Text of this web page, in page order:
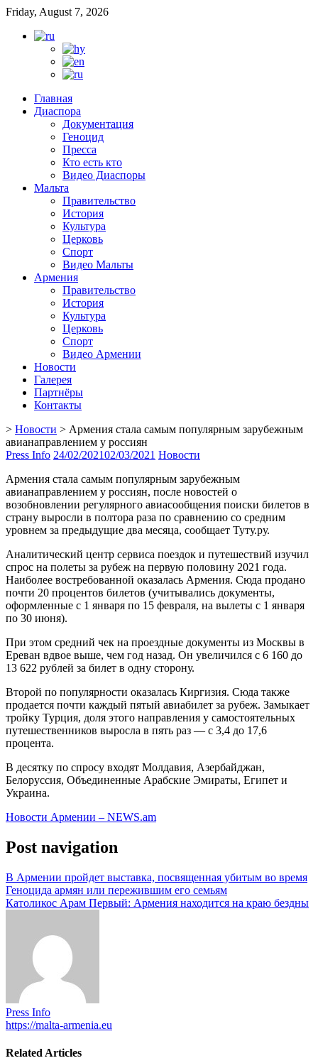
Friday, August 7, 2026
Главная
Диаспора
Документация
Геноцид
Пресса
Кто есть кто
Видео Диаспоры
Мальта
Правительство
История
Культура
Церковь
Спорт
Видео Мальты
Армения
Правительство
История
Культура
Церковь
Спорт
Видео Армении
Новости
Галерея
Партнёры
Контакты
> Новости > Армения стала самым популярным зарубежным
авианаправлением у россиян
Press Info 24/02/202102/03/2021 Новости
Армения стала самым популярным зарубежным
авианаправлением у россиян, после новостей о
возобновлении регулярного авиасообщения поиски билетов в
страну выросли в полтора раза по сравнению со средним
уровнем за предыдущие два месяца, сообщает Туту.ру.
Аналитический центр сервиса поездок и путешествий изучил
спрос на полеты за рубеж на первую половину 2021 года.
Наиболее востребованной оказалась Армения. Сюда продано
почти 20 процентов билетов (учитывались документы,
оформленные с 1 января по 15 февраля, на вылеты с 1 января
по 30 июня).
При этом средний чек на проездные документы из Москвы в
Ереван вдвое выше, чем год назад. Он увеличился с 6 160 до
13 622 рублей за билет в одну сторону.
Второй по популярности оказалась Киргизия. Сюда также
продается почти каждый пятый авиабилет за рубеж. Замыкает
тройку Турция, доля этого направления у самостоятельных
путешественников выросла в пять раз — с 3,4 до 17,6
процента.
В десятку по спросу входят Молдавия, Азербайджан,
Белоруссия, Объединенные Арабские Эмираты, Египет и
Украина.
Новости Армении – NEWS.am
Post navigation
В Армении пройдет выставка, посвященная убитым во время
Геноцида армян или пережившим его семьям
Католикос Арам Первый: Армения находится на краю бездны
Press Info
https://malta-armenia.eu
Related Articles